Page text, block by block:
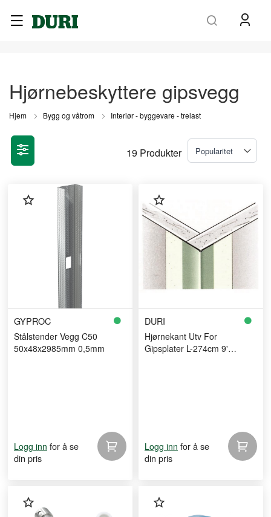
Hjørnebeskyttere gipsvegg
Hjem Bygg og våtrom Interiør - byggevare - trelast
19 Produkter
GYPROC
Stålstender Vegg C50
50x48x2985mm 0,5mm
Logg inn for å se
din pris
DURI
Hjørnekant Utv For
Gipsplater L-274cm 9'
Logg inn for å se
din pris